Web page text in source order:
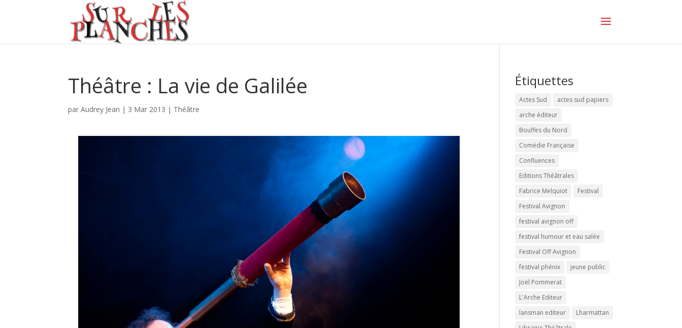
Théâtre : La vie de Galilée
parAudrey Jean | 3 Mar 2013 | Théâtre
Étiquettes
Actes Sud
actes sud papiers
arche éditeur
Bouffes du Nord
Comédie Française
Confluences
Editions Théâtrales
Fabrice Melquiot
Festival
Festival Avignon
festival avignon off
festival humour et eau salée
Festival Off Avignon
festival phénix
jeune public
Joël Pommerat
L'Arche Editeur
lansman editeur
Lharmattan